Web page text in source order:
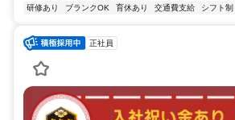
研修あり ブランクOK 育休あり 交通費支給 シフト制
正社員